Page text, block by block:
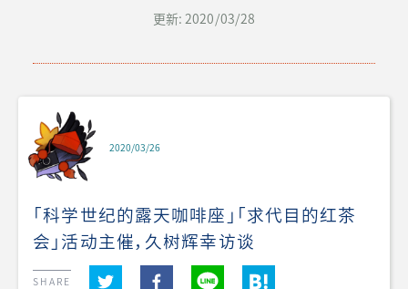
更新: 2020/03/28
2020/03/26
「科学世纪的露天咖啡座」「求代目的红茶
会」活动主催，久树辉幸访谈
SHARE